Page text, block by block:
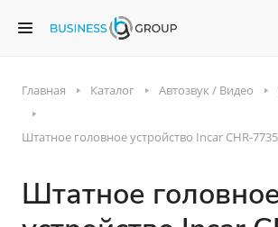
Главная Каталог Автозвук / Видео
Штатное головное устройство Incar CHR-
Штатное